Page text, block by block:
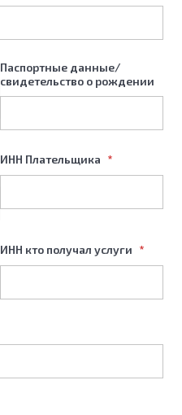
Паспортные данные/
свидетельство о рождении
ИНН Плательщика
ИНН кто получал услуги